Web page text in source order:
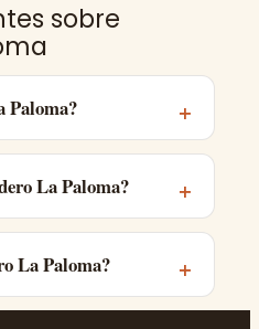
sobre
Paloma?
La Paloma?
La Paloma?